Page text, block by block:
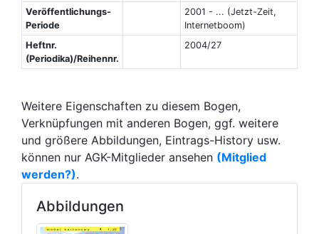
Veröffentlichungs-
Periode
2001 - ... (Jetzt-Zeit,
Internetboom)
Heftnr.
(Periodika)/Reihennr.
2004/27
Weitere Eigenschaften zu diesem Bogen,
Verknüpfungen mit anderen Bogen, ggf. weitere
und größere Abbildungen, Eintrags-History usw.
können nur AGK-Mitglieder ansehen (Mitglied
werden?).
Abbildungen